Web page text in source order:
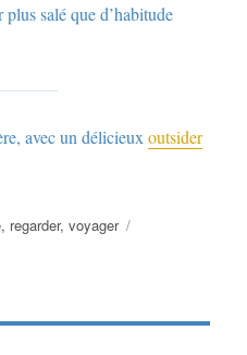
salé que d’habitude
avec un délicieuxoutsider
, regarder,voyager